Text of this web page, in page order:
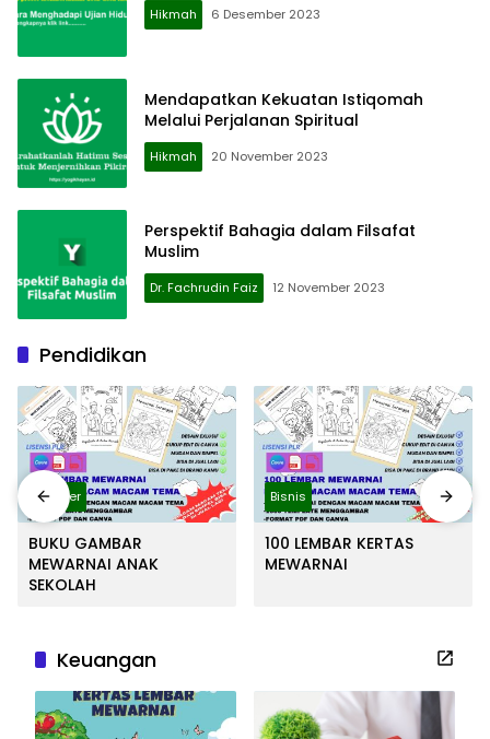
Hikmah 6 Desember 2023
Mendapatkan Kekuatan Istiqomah
Melalui Perjalanan Spiritual
Hikmah 20 November 2023
Perspektif Bahagia dalam Filsafat
Muslim
Dr. Fachrudin Faiz 12 November 2023
Pendidikan
Blogger
BUKU GAMBAR
MEWARNAI ANAK
SEKOLAH
Bisnis
100 LEMBAR KERTAS
MEWARNAI
Keuangan